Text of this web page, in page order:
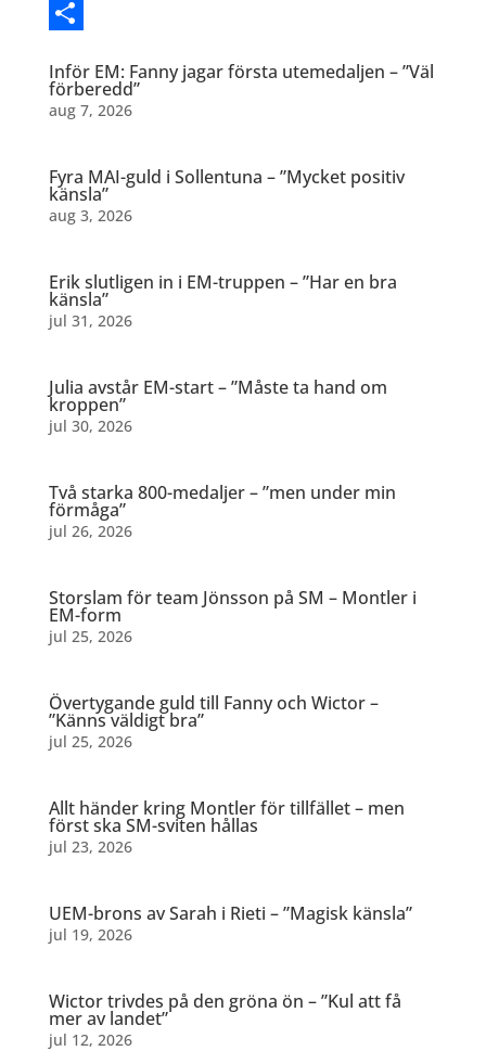
Messenger
Inför EM: Fanny jagar första utemedaljen – ”Väl
förberedd”
aug 7, 2026
Fyra MAI-guld i Sollentuna – ”Mycket positiv
känsla”
aug 3, 2026
Erik slutligen in i EM-truppen – ”Har en bra
känsla”
jul 31, 2026
Julia avstår EM-start – ”Måste ta hand om
kroppen”
jul 30, 2026
Två starka 800-medaljer – ”men under min
förmåga”
jul 26, 2026
Storslam för team Jönsson på SM – Montler i
EM-form
jul 25, 2026
Övertygande guld till Fanny och Wictor –
”Känns väldigt bra”
jul 25, 2026
Allt händer kring Montler för tillfället – men
först ska SM-sviten hållas
jul 23, 2026
UEM-brons av Sarah i Rieti – ”Magisk känsla”
jul 19, 2026
Wictor trivdes på den gröna ön – ”Kul att få
mer av landet”
jul 12, 2026